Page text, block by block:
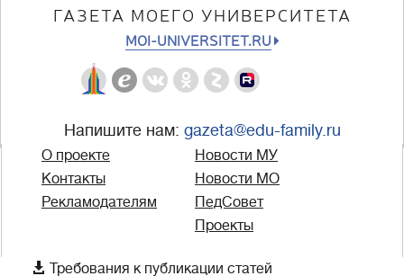
ГАЗЕТА МОЕГО УНИВЕРСИТЕТА
MOI-UNIVERSITET.RU
Напишите нам: gazeta@edu-family.ru
О проекте
Контакты
Рекламодателям
Новости МУ
Новости МО
ПедСовет
Проекты
 Требования к публикации статей